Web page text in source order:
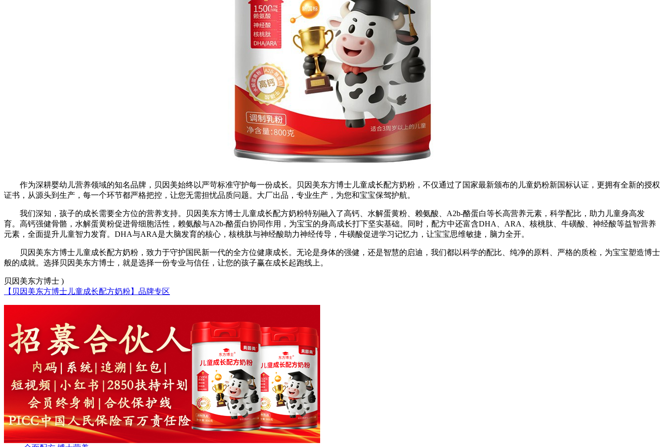
作为深耕婴幼儿营养领域的知名品牌，贝因美始终以严苛标准守护每一份成长。贝因美东方博士儿童成长配方奶粉，不仅通过了国家最新颁布的儿童奶粉新国标认证，更拥有全新的授权
证书，从源头到生产，每一个环节都严格把控，让您无需担忧品质问题。大厂出品，专业生产，为您和宝宝保驾护航。
我们深知，孩子的成长需要全方位的营养支持。贝因美东方博士儿童成长配方奶粉特别融入了高钙、水解蛋黄粉、赖氨酸、A2b-酪蛋白等长高营养元素，科学配比，助力儿童身高发
育。高钙强健骨骼，水解蛋黄粉促进骨细胞活性，赖氨酸与A2b-酪蛋白协同作用，为宝宝的身高成长打下坚实基础。同时，配方中还富含DHA、ARA、核桃肽、牛磺酸、神经酸等益智营养
元素，全面提升儿童智力发育。DHA与ARA是大脑发育的核心，核桃肽与神经酸助力神经传导，牛磺酸促进学习记忆力，让宝宝思维敏捷，脑力全开。
贝因美东方博士儿童成长配方奶粉，致力于守护国民新一代的全方位健康成长。无论是身体的强健，还是智慧的启迪，我们都以科学的配比、纯净的原料、严格的质检，为宝宝塑造博士
般的成就。选择贝因美东方博士，就是选择一份专业与信任，让您的孩子赢在成长起跑线上。
贝因美东方博士 )
【贝因美东方博士儿童成长配方奶粉】品牌专区